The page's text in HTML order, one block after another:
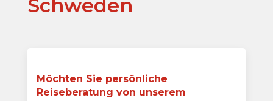
Schweden
Möchten Sie persönliche
Reiseberatung von unserem